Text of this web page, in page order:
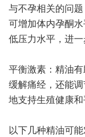
与不孕相关的问
可增加体内孕酮
低压力水平，进一
平衡激素：精油
缓解痛经，还能
地支持生殖健康和
以下几种精油可